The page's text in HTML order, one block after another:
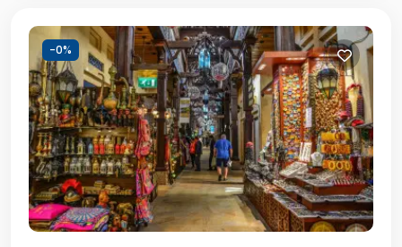
-0%